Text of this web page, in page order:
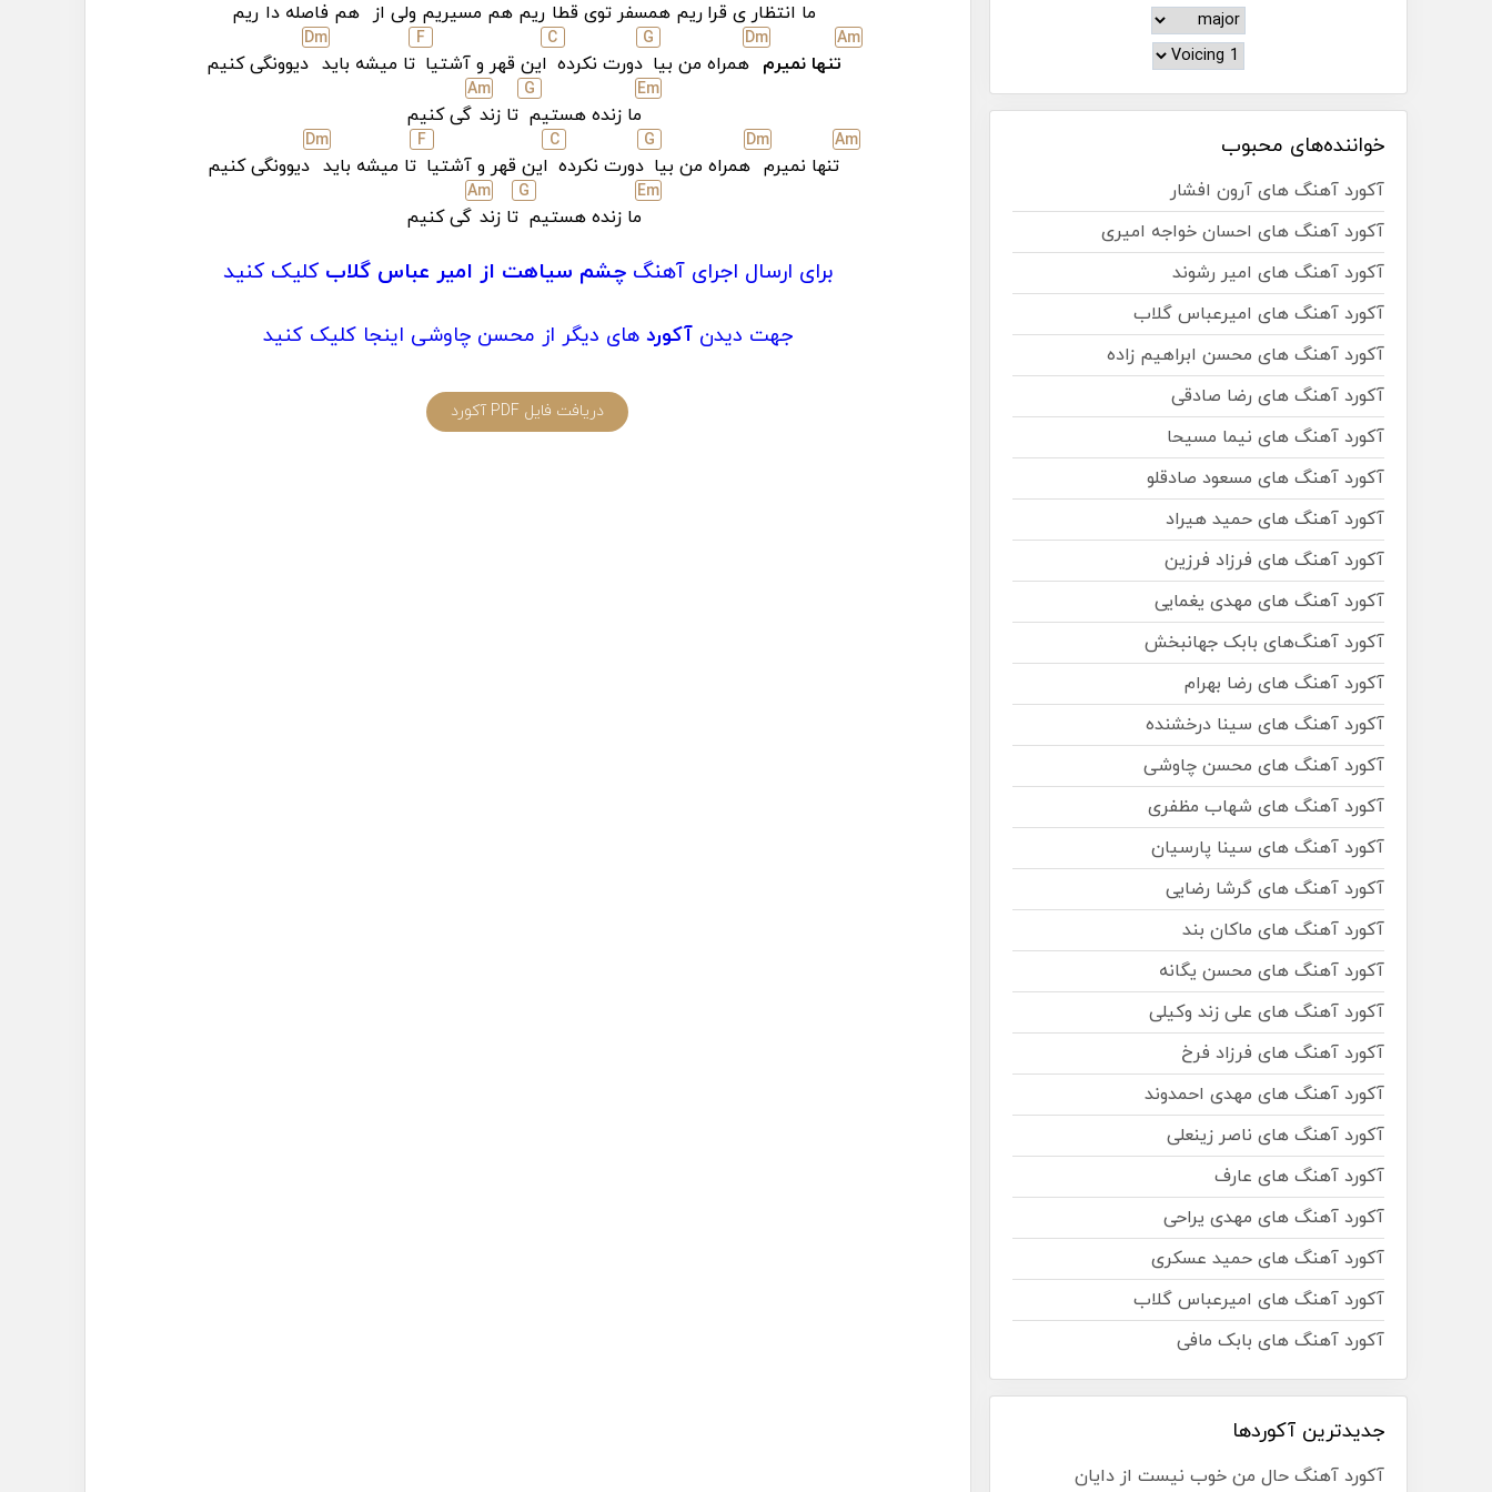
خواننده‌های محبوب
آکورد آهنگ های آرون افشار
آکورد آهنگ های احسان خواجه امیری
آکورد آهنگ های امیر رشوند
آکورد آهنگ های امیرعباس گلاب
آکورد آهنگ های محسن ابراهیم زاده
آکورد آهنگ های رضا صادقی
آکورد آهنگ های نیما مسیحا
آکورد آهنگ های مسعود صادقلو
آکورد آهنگ های حمید هیراد
آکورد آهنگ های فرزاد فرزین
آکورد آهنگ های مهدی یغمایی
آکورد آهنگ‌های بابک جهانبخش
آکورد آهنگ های رضا بهرام
آکورد آهنگ های سینا درخشنده
آکورد آهنگ های محسن چاوشی
آکورد آهنگ های شهاب مظفری
آکورد آهنگ های سینا پارسیان
آکورد آهنگ های گرشا رضایی
آکورد آهنگ های ماکان بند
آکورد آهنگ های محسن یگانه
آکورد آهنگ های علی زند وکیلی
آکورد آهنگ های فرزاد فرخ
آکورد آهنگ های مهدی احمدوند
آکورد آهنگ های ناصر زینعلی
آکورد آهنگ های عارف
آکورد آهنگ های مهدی یراحی
آکورد آهنگ های حمید عسکری
آکورد آهنگ های امیرعباس گلاب
آکورد آهنگ های بابک مافی
جدیدترین آکوردها
آکورد آهنگ حال من خوب نیست از دایان
ما انتظار ی قرا ریم همسفر توی قطا ریم هم مسیریم ولی از هم فاصله دا ریم
Am
تنها نمیرم
Dm
همراه من بیا
G
دورت نکرده
C
این قهر و آشتیا
F
تا میشه باید
Dm
دیوونگی کنیم
Em
ما زنده هستیم
G
تا زند
Am
گی کنیم
Am
تنها نمیرم
Dm
همراه من بیا
G
دورت نکرده
C
این قهر و آشتیا
F
تا میشه باید
Dm
دیوونگی کنیم
Em
ما زنده هستیم
G
تا زند
Am
گی کنیم
برای ارسال اجرای آهنگچشم سیاهت از امیر عباس گلاب کلیک کنید
جهت دیدنآکورد های دیگر از محسن چاوشی اینجا کلیک کنید
دریافت فایل PDF آکورد